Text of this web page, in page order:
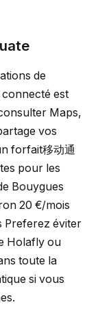
de
est
Maps,
vos
forfait移动通
pour les
Bouygues
20 €/mois
Preferez éviter
Holafly ou
toute la
si vous